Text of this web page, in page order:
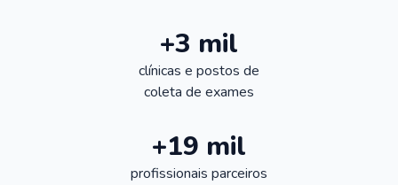
+3 mil
clínicas e postos de
coleta de exames
+19 mil
profissionais parceiros